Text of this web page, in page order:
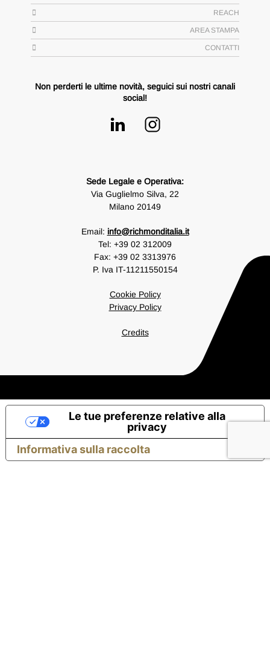
REACH
AREA STAMPA
CONTATTI
Non perderti le ultime novità, seguici sui nostri canali
social!
Sede Legale e Operativa:
Via Guglielmo Silva, 22
Milano 20149
Email: info@richmonditalia.it
Tel: +39 02 312009
Fax: +39 02 3313976
P. Iva IT-11211550154
Cookie Policy
Privacy Policy
Credits
Informativa sulla raccolta
Le tue preferenze relative alla
privacy